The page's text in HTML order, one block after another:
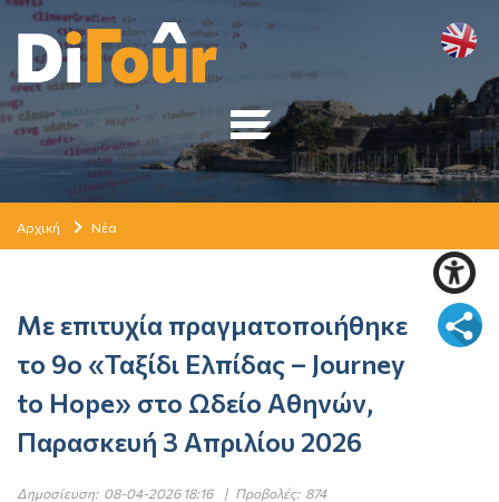
Αρχική Νέα
Με επιτυχία πραγματοποιήθηκε
το 9ο «Ταξίδι Ελπίδας – Journey
to Hope» στο Ωδείο Αθηνών,
Παρασκευή 3 Απριλίου 2026
Δημοσίευση: 08-04-2026 18:16 | Προβολές: 874